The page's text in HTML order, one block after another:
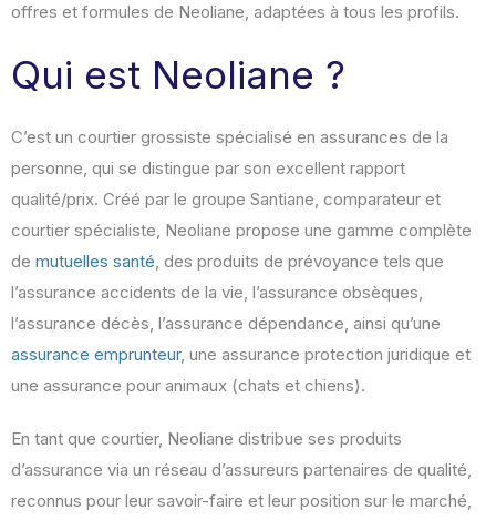
offres et formules de Neoliane, adaptées à tous les profils.
Qui est Neoliane ?
C’est un courtier grossiste spécialisé en assurances de la
personne, qui se distingue par son excellent rapport
qualité/prix. Créé par le groupe Santiane, comparateur et
courtier spécialiste, Neoliane propose une gamme complète
de mutuelles santé, des produits de prévoyance tels que
l’assurance accidents de la vie, l’assurance obsèques,
l’assurance décès, l’assurance dépendance, ainsi qu’une
assurance emprunteur, une assurance protection juridique et
une assurance pour animaux (chats et chiens).
En tant que courtier, Neoliane distribue ses produits
d’assurance via un réseau d’assureurs partenaires de qualité,
reconnus pour leur savoir-faire et leur position sur le marché,